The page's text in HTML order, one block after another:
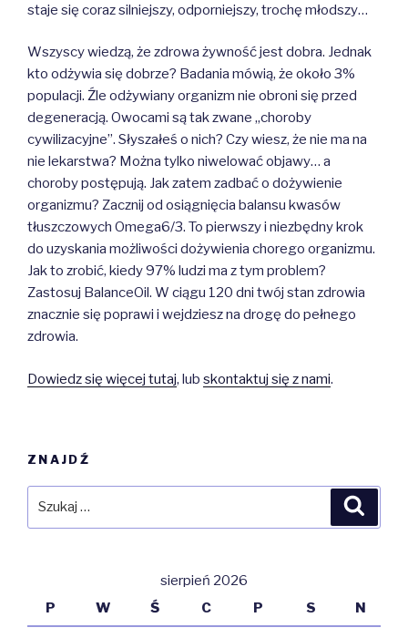
staje się coraz silniejszy, odporniejszy, trochę młodszy…
Wszyscy wiedzą, że zdrowa żywność jest dobra. Jednak
kto odżywia się dobrze? Badania mówią, że około 3%
populacji. Źle odżywiany organizm nie obroni się przed
degeneracją. Owocami są tak zwane „choroby
cywilizacyjne”. Słyszałeś o nich? Czy wiesz, że nie ma na
nie lekarstwa? Można tylko niwelować objawy… a
choroby postępują. Jak zatem zadbać o dożywienie
organizmu? Zacznij od osiągnięcia balansu kwasów
tłuszczowych Omega6/3. To pierwszy i niezbędny krok
do uzyskania możliwości dożywienia chorego organizmu.
Jak to zrobić, kiedy 97% ludzi ma z tym problem?
Zastosuj BalanceOil. W ciągu 120 dni twój stan zdrowia
znacznie się poprawi i wejdziesz na drogę do pełnego
zdrowia.
Dowiedz się więcej tutaj, lub skontaktuj się z nami.
ZNAJDŹ
sierpień 2026
P
W Ś C P S N